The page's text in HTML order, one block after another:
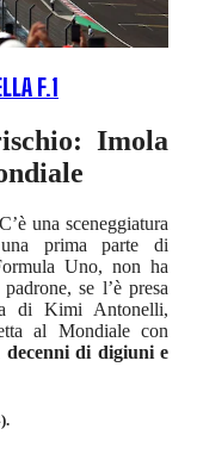
F.1
Imola
una sceneggiatura
prima parte di
Uno, non ha
se l’è presa
di Kimi Antonelli,
al Mondiale con
decenni di digiuni e